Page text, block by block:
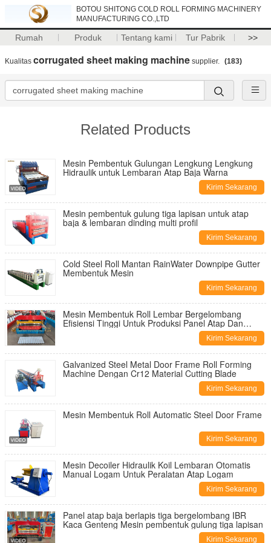
BOTOU SHITONG COLD ROLL FORMING MACHINERY
MANUFACTURING CO.,LTD
Rumah Produk Tentang kami Tur Pabrik >>
Kualitas corrugated sheet making machine supplier. (183)
Related Products
Mesin Pembentuk Gulungan Lengkung Lengkung
Hidraulik untuk Lembaran Atap Baja Warna
Kirim Sekarang
Mesin pembentuk gulung tiga lapisan untuk atap
baja & lembaran dinding multi profil
Kirim Sekarang
Cold Steel Roll Mantan RainWater Downpipe Gutter
Membentuk Mesin
Kirim Sekarang
Mesin Membentuk Roll Lembar Bergelombang
Efisiensi Tinggi Untuk Produksi Panel Atap Dan
Dinding Dengan Pemotongan HidraulikKirim Sekarang
Galvanized Steel Metal Door Frame Roll Forming
Machine Dengan Cr12 Material Cutting Blade
Kirim Sekarang
Mesin Membentuk Roll Automatic Steel Door Frame
Kirim Sekarang
Mesin Decoiler Hidraulik Koil Lembaran Otomatis
Manual Logam Untuk Peralatan Atap Logam
Kirim Sekarang
Panel atap baja berlapis tiga bergelombang IBR
Kaca Genteng Mesin pembentuk gulung tiga lapisan
Kirim Sekarang